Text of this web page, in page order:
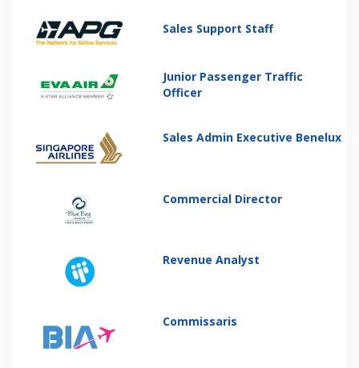
Sales Support Staff
Junior Passenger Traffic
Officer
Sales Admin Executive Benelux
Commercial Director
Revenue Analyst
Commissaris